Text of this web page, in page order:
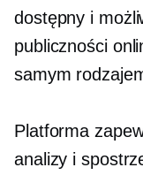
dostępny i
publiczności
samym
Platforma
analizy i